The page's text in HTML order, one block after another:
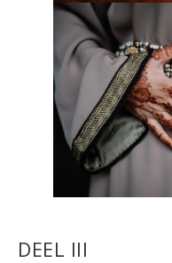
DEEL III